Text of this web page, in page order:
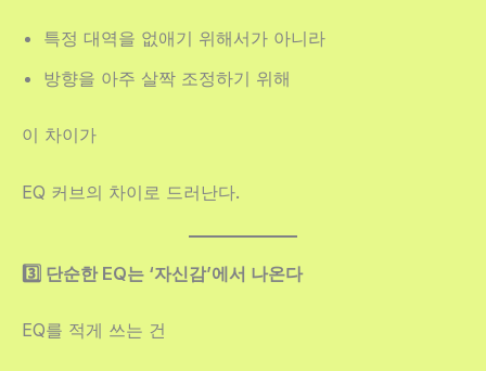
특정 대역을 없애기 위해서가 아니라
방향을 아주 살짝 조정하기 위해
이 차이가
EQ 커브의 차이로 드러난다.
3️⃣ 단순한 EQ는 ‘자신감’에서 나온다
EQ를 적게 쓰는 건